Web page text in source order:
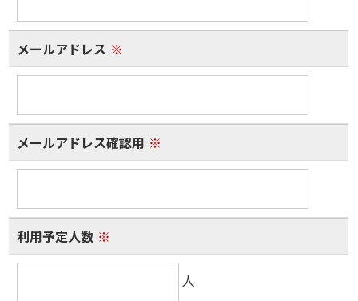
メールアドレス ※
メールアドレス確認用 ※
利用予定人数 ※
人